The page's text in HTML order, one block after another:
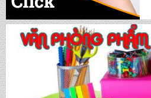
CẶP HỌC SINH MS:
CẶP HỌC SINH MS: